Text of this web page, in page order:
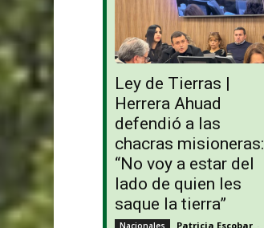
Ley de Tierras |
Herrera Ahuad
defendió a las
chacras misioneras:
“No voy a estar del
lado de quien les
saque la tierra”
Patricia Escobar -